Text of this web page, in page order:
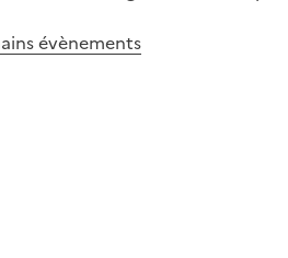
évènements